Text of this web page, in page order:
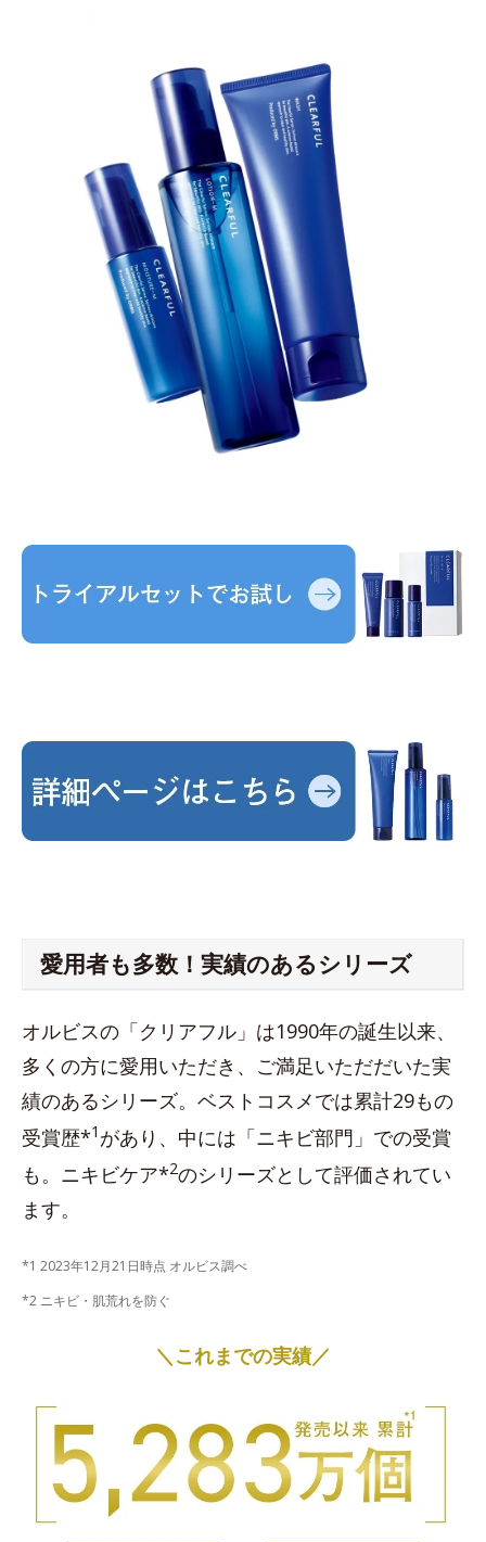
愛用者も多数！実績のあるシリーズ
オルビスの「クリアフル」は1990年の誕生以来、
多くの方に愛用いただき、ご満足いただだいた実
績のあるシリーズ。ベストコスメでは累計29もの
受賞歴*1 があり、中には「ニキビ部門」での受賞
も。ニキビケア*2のシリーズとして評価されてい
ます。
*1 2023年12月21日時点 オルビス調べ
*2 ニキビ・肌荒れを防ぐ
＼これまでの実績／